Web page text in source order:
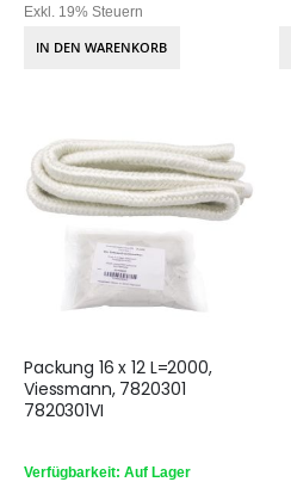
Exkl. 19% Steuern
IN DEN WARENKORB
Packung 16 x 12 L=2000,
Viessmann, 7820301
7820301VI
Verfügbarkeit: Auf Lager